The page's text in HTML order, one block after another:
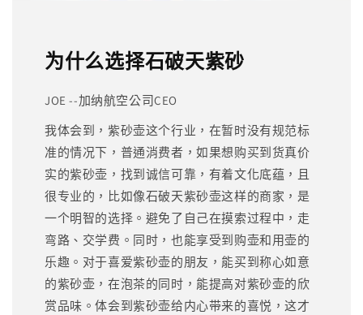
为什么选择石破天紫砂
JOE --加纳航空公司CEO
我体会到，紫砂壶这个行业，在暂时没有规范标
准的情况下，普通消费者，如果想购买到货真价
实的紫砂壶，找到诚信可靠，有着文化底蕴，且
很专业的，比如像石破天紫砂壶这样的商家，是
一个明智的选择。避免了自己在摸索过程中，走
弯路、交学费。同时，也能享受到购壶和用壶的
乐趣。对于喜爱紫砂壶的朋友，能买到称心如意
的紫砂壶，在泡茶的同时，能提高对紫砂壶的欣
赏品味。体会到紫砂壶给内心带来的喜悦，这才